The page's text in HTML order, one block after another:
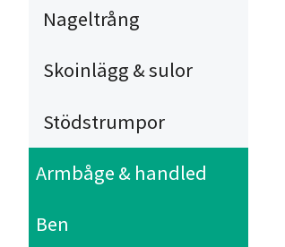
Nageltrång
Skoinlägg & sulor
Stödstrumpor
Armbåge & handled
Ben